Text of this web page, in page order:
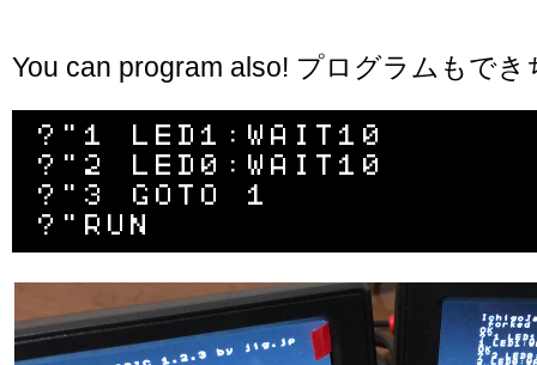
You can program also! プログラムもで
?"1 LED1:WAIT10
?"2 LED0:WAIT10
?"3 GOTO 1